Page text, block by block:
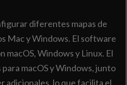
diferentes mapas de
Mac y Windows. El software
macOS, Windows y Linux. El
macOS y Windows, junto
adicionales, lo que facilita el